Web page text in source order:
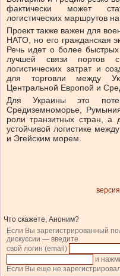
фактически может
логистических маршрутов
Проект также важен для
НАТО, но его гражданская
Речь идет о более
лучшей связи портов
логистических затрат и
для торговли между
Центральной Европой и
Для Украины это
Средиземноморье,
роли транзитных стран,
устойчивой логистике
и Эгейским морем.
Что скажете, Аноним?
Если Вы зарегистрированный
дискуссии — введите
свой логин (email)
и
Если Вы еще не